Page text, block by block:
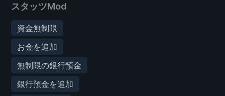
スタッツMod
資金無制限
お金を追加
無制限の銀行預金
銀行預金を追加